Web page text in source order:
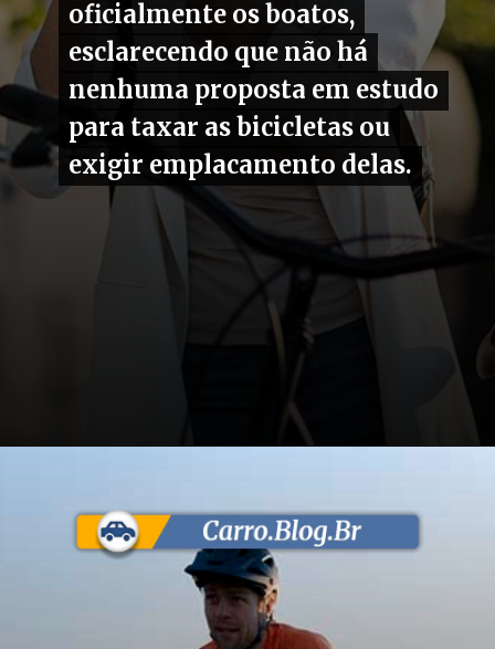
oficialmente os boatos,
esclarecendo que não há
nenhuma proposta em estudo
para taxar as bicicletas ou
exigir emplacamento delas.
oficialmente os boatos,
esclarecendo que não há
nenhuma proposta em estudo
para taxar as bicicletas ou
exigir emplacamento delas.